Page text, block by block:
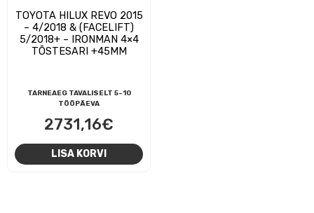
TOYOTA HILUX REVO 2015
– 4/2018 & (FACELIFT)
5/2018+ – IRONMAN 4×4
TÕSTESARI +45MM
TARNEAEG TAVALISELT 5-10
TÖÖPÄEVA
2731,16€
LISA KORVI